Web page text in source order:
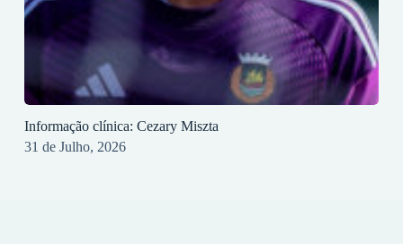
Informação clínica: Cezary Miszta
31 de Julho, 2026